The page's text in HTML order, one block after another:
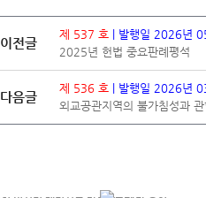
이전글
제 537 호 | 발행일 2026년
2025년 헌법 중요판례평석
다음글
제 536 호 | 발행일 2026년
외교공관지역의 불가침성과